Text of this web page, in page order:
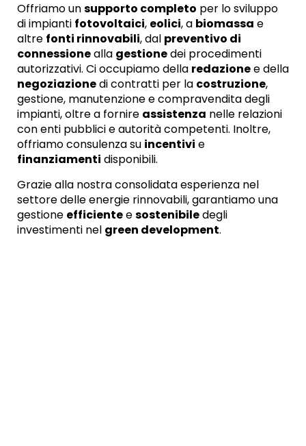
Offriamo unsupporto completo per lo sviluppo
di impianti fotovoltaici, eolici, a biomassa e
altre fonti rinnovabili, dal preventivo di
connessionealla gestionedei procedimenti
autorizzativi. Ci occupiamo della redazionee della
negoziazionedi contratti per la costruzione,
gestione, manutenzione e compravendita degli
impianti, oltre a fornire assistenza nelle relazioni
con enti pubblici e autorità competenti. Inoltre,
offriamo consulenza su incentivi e
finanziamenti disponibili.
Grazie alla nostra consolidata esperienza nel
settore delle energie rinnovabili, garantiamo una
gestione efficienteesostenibiledegli
investimenti nel green development.